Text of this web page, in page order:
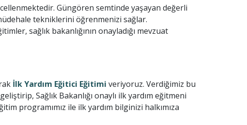
Güngören semtinde yaşayan değerli
tekniklerini öğrenmenizi sağlar.
sağlık bakanlığının onayladığı mevzuat
İlk Yardım Eğitici Eğitimi veriyoruz. Verdiğimiz bu
Sağlık Bakanlığı onaylı ilk yardım eğitmeni
programımız ile ilk yardım bilginizi halkımıza